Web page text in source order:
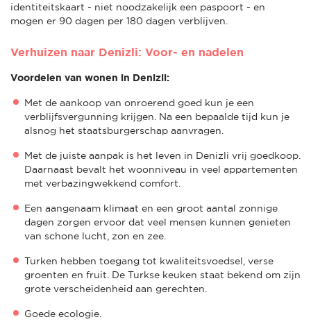
identiteitskaart - niet noodzakelijk een paspoort - en
mogen er 90 dagen per 180 dagen verblijven.
Verhuizen naar Denizli: Voor- en nadelen
Voordelen van wonen in Denizli:
Met de aankoop van onroerend goed kun je een
verblijfsvergunning krijgen. Na een bepaalde tijd kun je
alsnog het staatsburgerschap aanvragen.
Met de juiste aanpak is het leven in Denizli vrij goedkoop.
Daarnaast bevalt het woonniveau in veel appartementen
met verbazingwekkend comfort.
Een aangenaam klimaat en een groot aantal zonnige
dagen zorgen ervoor dat veel mensen kunnen genieten
van schone lucht, zon en zee.
Turken hebben toegang tot kwaliteitsvoedsel, verse
groenten en fruit. De Turkse keuken staat bekend om zijn
grote verscheidenheid aan gerechten.
Goede ecologie.